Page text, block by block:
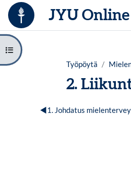
Siirry pääsisältöön
JYU Online
Avaa kurssisisältö
Työpöytä
2.
Osion
◀︎1. Johdatus